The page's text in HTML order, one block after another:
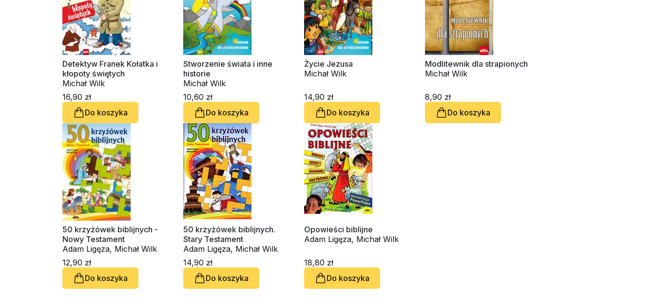
Detektyw Franek Kołatka i
kłopoty świętych
Michał Wilk
16,90 zł
Do koszyka
Stworzenie świata i inne
historie
Michał Wilk
10,60 zł
Do koszyka
Życie Jezusa
Michał Wilk
14,90 zł
Do koszyka
Modlitewnik dla strapionych
Michał Wilk
8,90 zł
Do koszyka
50 krzyżówek biblijnych -
Nowy Testament
Adam Ligęza, Michał Wilk
12,90 zł
Do koszyka
50 krzyżówek biblijnych.
Stary Testament
Adam Ligęza, Michał Wilk
14,90 zł
Do koszyka
Opowieści biblijne
Adam Ligęza, Michał Wilk
18,80 zł
Do koszyka